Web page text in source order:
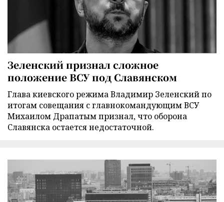
Зеленский признал сложное
положение ВСУ под Славянском
Глава киевского режима Владимир Зеленский по
итогам совещания с главнокомандующим ВСУ
Михаилом Драпатым признал, что оборона
Славянска остается недостаточной.